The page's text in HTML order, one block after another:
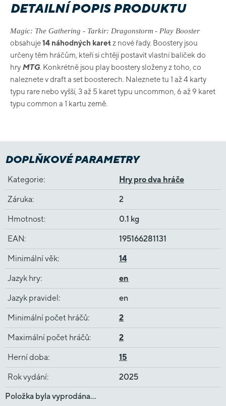
DETAILNÍ POPIS PRODUKTU
Magic: The Gathering - Tarkir: Dragonstorm - Play Booster
obsahuje14 náhodných karetz nové řady. Boostery jsou
určeny těm hráčům, kteří si chtějí postavit vlastní balíček do
hry MTG. Konkrétně jsou play boostery složeny z toho, co
naleznete v draft a set boosterech. Naleznete tu 1 až 4 karty
typu rare nebo vyšší, 3 až 5 karet typu uncommon, 6 až 9 karet
typu common a 1 kartu země.
DOPLŇKOVÉ PARAMETRY
Kategorie: Hry pro dva hráče
Záruka: 2
Hmotnost: 0.1 kg
EAN: 195166281131
Minimální věk: 14
Jazyk hry: en
Jazyk pravidel: en
Minimální počet hráčů: 2
Maximální počet hráčů: 2
Herní doba: 15
Rok vydání:
2025
Položka byla vyprodána…